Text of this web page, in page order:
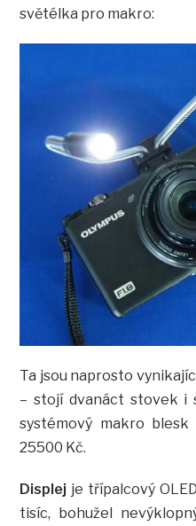
světélka pro makro:
Ta jsou naprosto
– stojí dvanáct stovek i
systémový makro blesk
25500 Kč.
Displej je třípalcový
tisíc, bohužel